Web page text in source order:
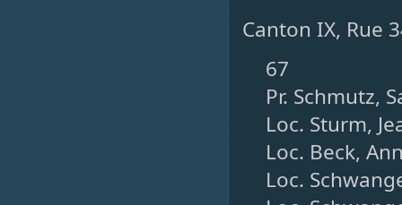
Canton IX, Rue
67
Pr. Schmutz,
Loc. Sturm,
Loc. Beck,
Loc.